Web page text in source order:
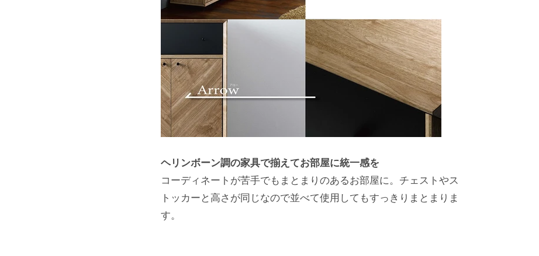
ヘリンボーン調の家具で揃えてお部屋に統一感を
コーディネートが苦手でもまとまりのあるお部屋に。チェストやス
トッカーと高さが同じなので並べて使用してもすっきりまとまりま
す。